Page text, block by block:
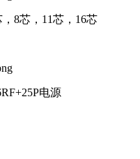
8芯，11芯，16芯
电源